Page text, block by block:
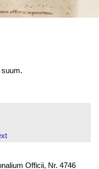
Officii, Nr. 4746